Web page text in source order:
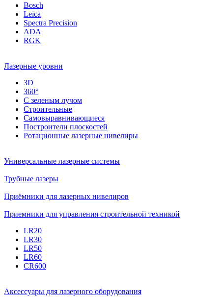
Bosch
Leica
Spectra Precision
ADA
RGK
Лазерные уровни
3D
360°
С зеленым лучом
Строительные
Самовыравнивающиеся
Построители плоскостей
Ротационные лазерные нивелиры
Универсальные лазерные системы
Трубные лазеры
Приёмники для лазерных нивелиров
Приемники для управления строительной техникой
LR20
LR30
LR50
LR60
CR600
Аксессуары для лазерного оборудования